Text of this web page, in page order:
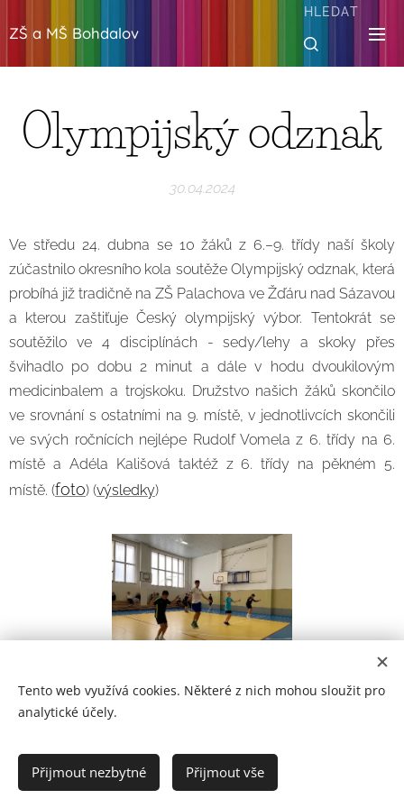
ZŠ a MŠ Bohdalov
HLEDAT
Olympijský odznak
30.04.2024
Ve středu 24. dubna se 10 žáků z 6.–9. třídy naší školy
zúčastnilo okresního kola soutěže Olympijský odznak, která
probíhá již tradičně na ZŠ Palachova ve Žďáru nad Sázavou
a kterou zaštiťuje Český olympijský výbor. Tentokrát se
soutěžilo ve 4 disciplínách - sedy/lehy a skoky přes
švihadlo po dobu 2 minut a dále v hodu dvoukilovým
medicinbalem a trojskoku. Družstvo našich žáků skončilo
ve srovnání s ostatními na 9. místě, v jednotlivcích skončili
ve svých ročnících nejlépe Rudolf Vomela z 6. třídy na 6.
místě a Adéla Kališová taktéž z 6. třídy na pěkném 5.
místě. (foto) (výsledky)
Cookies
Tento web využívá cookies. Některé z nich mohou sloužit pro
analytické účely.
Přijmout nezbytné Přijmout vše